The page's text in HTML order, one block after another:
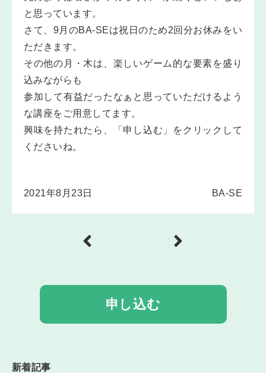
と思っています。
さて、9月のBA-SEは祝日のため2回分お休みをい
ただきます。
その他の月・木は、楽しいゲーム的な要素を盛り
込みながらも
参加して有益だったなぁと思っていただけるよう
な講座をご用意してます。
興味を持たれたら、「申し込む」をクリックして
くださいね。
2021年8月23日 BA-SE
申し込む
新着記事